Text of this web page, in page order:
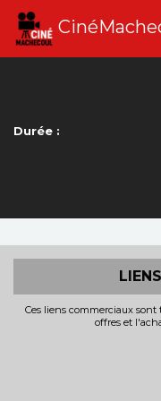
Durée :
Ces liens commerciaux
offres et